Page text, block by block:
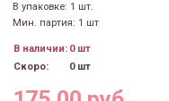
В упаковке: 1 шт.
Мин. партия: 1 шт
В наличии: 0 шт
Скоро:
0 шт